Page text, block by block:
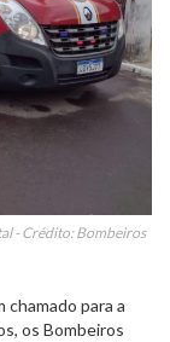
- Crédito: Bombeiros
chamado para a
os Bombeiros